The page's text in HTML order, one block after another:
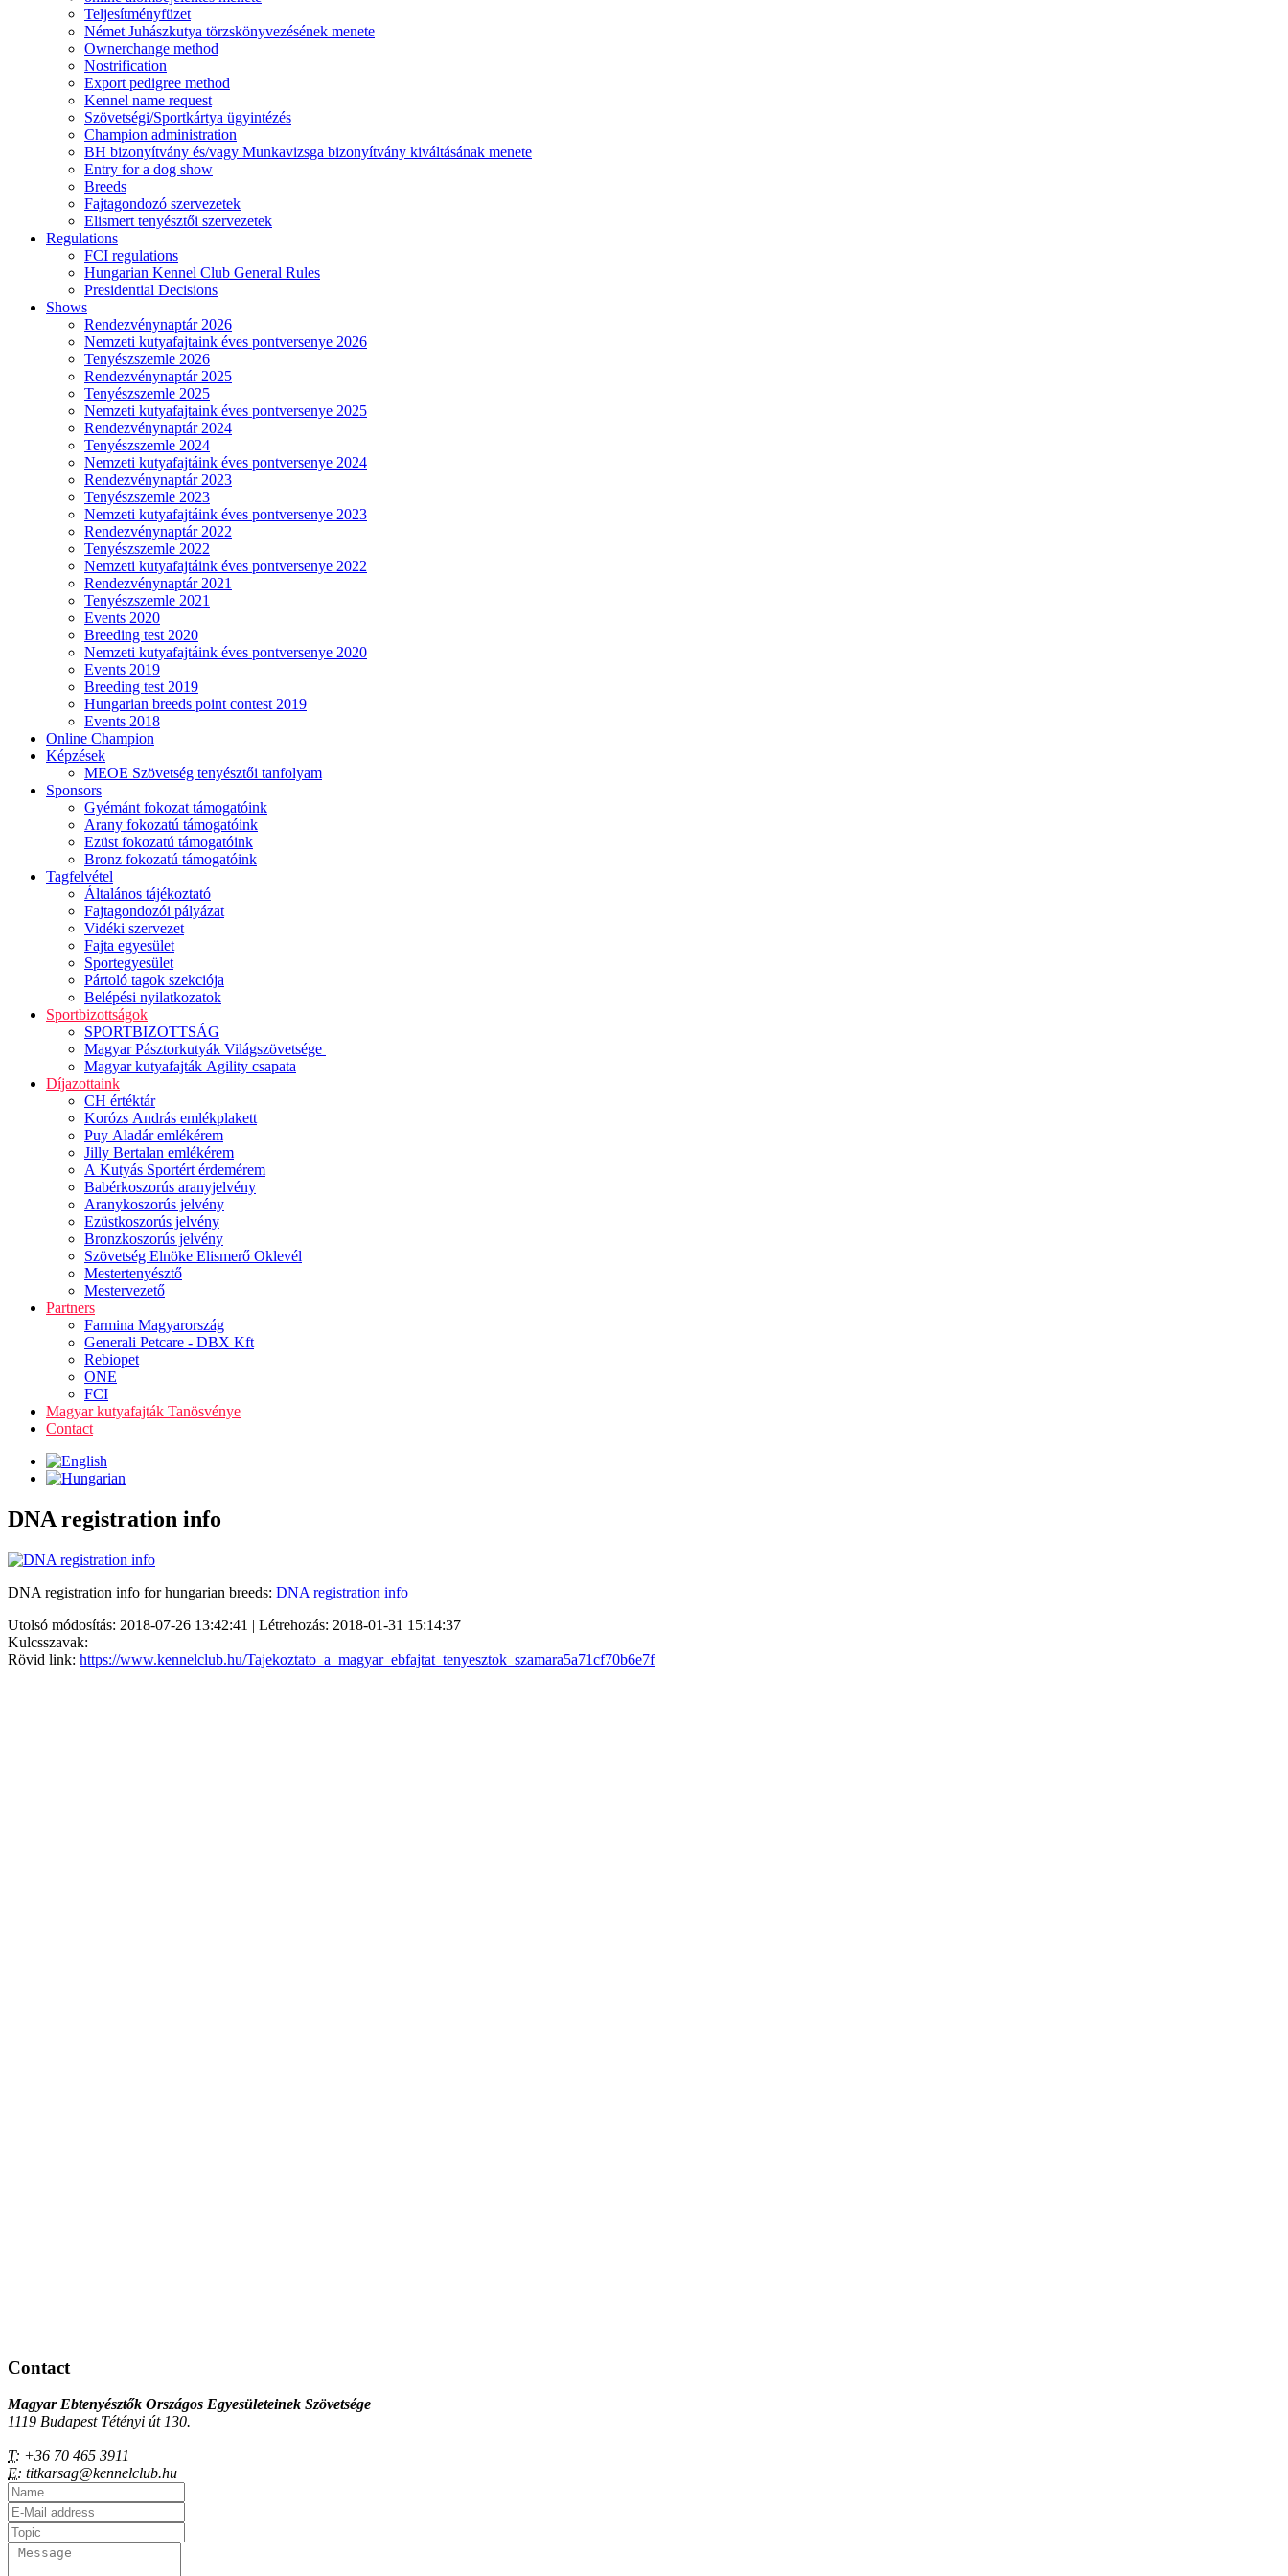
Teljesítményfüzet
Német Juhászkutya törzskönyvezésének menete
Ownerchange method
Nostrification
Export pedigree method
Kennel name request
Szövetségi/Sportkártya ügyintézés
Champion administration
BH bizonyítvány és/vagy Munkavizsga bizonyítvány kiváltásának menete
Entry for a dog show
Breeds
Fajtagondozó szervezetek
Elismert tenyésztői szervezetek
Regulations
FCI regulations
Hungarian Kennel Club General Rules
Presidential Decisions
Shows
Rendezvénynaptár 2026
Nemzeti kutyafajtaink éves pontversenye 2026
Tenyészszemle 2026
Rendezvénynaptár 2025
Tenyészszemle 2025
Nemzeti kutyafajtaink éves pontversenye 2025
Rendezvénynaptár 2024
Tenyészszemle 2024
Nemzeti kutyafajtáink éves pontversenye 2024
Rendezvénynaptár 2023
Tenyészszemle 2023
Nemzeti kutyafajtáink éves pontversenye 2023
Rendezvénynaptár 2022
Tenyészszemle 2022
Nemzeti kutyafajtáink éves pontversenye 2022
Rendezvénynaptár 2021
Tenyészszemle 2021
Events 2020
Breeding test 2020
Nemzeti kutyafajtáink éves pontversenye 2020
Events 2019
Breeding test 2019
Hungarian breeds point contest 2019
Events 2018
Online Champion
Képzések
MEOE Szövetség tenyésztői tanfolyam
Sponsors
Gyémánt fokozat támogatóink
Arany fokozatú támogatóink
Ezüst fokozatú támogatóink
Bronz fokozatú támogatóink
Tagfelvétel
Általános tájékoztató
Fajtagondozói pályázat
Vidéki szervezet
Fajta egyesület
Sportegyesület
Pártoló tagok szekciója
Belépési nyilatkozatok
Sportbizottságok
SPORTBIZOTTSÁG
Magyar Pásztorkutyák Világszövetsége
Magyar kutyafajták Agility csapata
Díjazottaink
CH értéktár
Korózs András emlékplakett
Puy Aladár emlékérem
Jilly Bertalan emlékérem
A Kutyás Sportért érdemérem
Babérkoszorús aranyjelvény
Aranykoszorús jelvény
Ezüstkoszorús jelvény
Bronzkoszorús jelvény
Szövetség Elnöke Elismerő Oklevél
Mestertenyésztő
Mestervezető
Partners
Farmina Magyarország
Generali Petcare - DBX Kft
Rebiopet
ONE
FCI
Magyar kutyafajták Tanösvénye
Contact
DNA registration info
DNA registration info for hungarian breeds: DNA registration info
Utolsó módosítás: 2018-07-26 13:42:41 | Létrehozás: 2018-01-31 15:14:37
Kulcsszavak:
Rövid link: https://www.kennelclub.hu/Tajekoztato_a_magyar_ebfajtat_tenyesztok_szamara5a71cf70b6e7f
Contact
Magyar Ebtenyésztők Országos Egyesületeinek Szövetsége
1119 Budapest Tétényi út 130.
T: +36 70 465 3911
E: titkarsag@kennelclub.hu